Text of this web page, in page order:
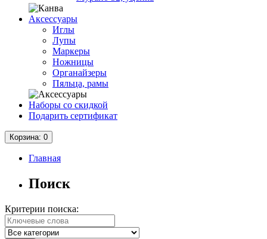
Аксессуары
Иглы
Лупы
Маркеры
Ножницы
Органайзеры
Пяльца, рамы
Наборы со скидкой
Подарить сертификат
Корзина: 0
Главная
Поиск
Критерии поиска: